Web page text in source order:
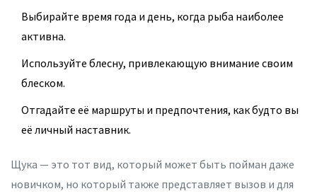
Выбирайте время года и день, когда рыба наиболее
активна.
Используйте блесну, привлекающую внимание своим
блеском.
Отгадайте её маршруты и предпочтения, как будто вы
её личный наставник.
Щука — это тот вид, который может быть пойман даже
новичком, но который также представляет вызов и для